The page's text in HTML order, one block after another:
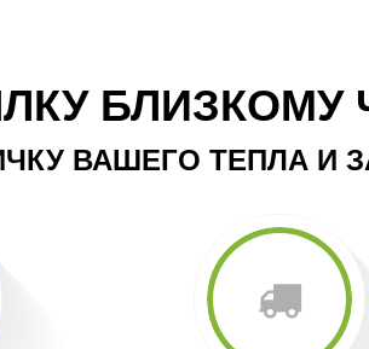
БЛИЗКОМУ
ВАШЕГО ТЕПЛА И